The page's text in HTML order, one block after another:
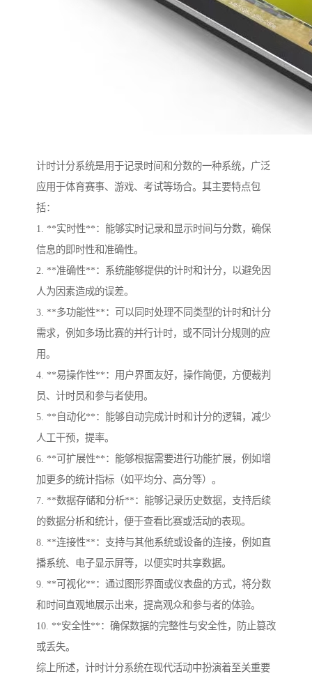
计时计分系统是用于记录时间和分数的一种系统，广泛
应用于体育赛事、游戏、考试等场合。其主要特点包
括：
1. **实时性**：能够实时记录和显示时间与分数，确保
信息的即时性和准确性。
2. **准确性**：系统能够提供的计时和计分，以避免因
人为因素造成的误差。
3. **多功能性**：可以同时处理不同类型的计时和计分
需求，例如多场比赛的并行计时，或不同计分规则的应
用。
4. **易操作性**：用户界面友好，操作简便，方便裁判
员、计时员和参与者使用。
5. **自动化**：能够自动完成计时和计分的逻辑，减少
人工干预，提率。
6. **可扩展性**：能够根据需要进行功能扩展，例如增
加更多的统计指标（如平均分、高分等）。
7. **数据存储和分析**：能够记录历史数据，支持后续
的数据分析和统计，便于查看比赛或活动的表现。
8. **连接性**：支持与其他系统或设备的连接，例如直
播系统、电子显示屏等，以便实时共享数据。
9. **可视化**：通过图形界面或仪表盘的方式，将分数
和时间直观地展示出来，提高观众和参与者的体验。
10. **安全性**：确保数据的完整性与安全性，防止篡改
或丢失。
综上所述，计时计分系统在现代活动中扮演着至关重要